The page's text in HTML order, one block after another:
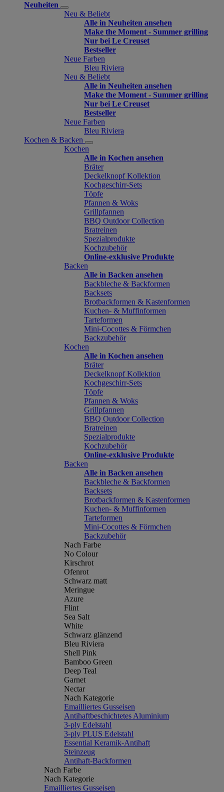
Neuheiten
Neu & Beliebt
Alle in Neuheiten ansehen
Make the Moment - Summer grilling
Nur bei Le Creuset
Bestseller
Neue Farben
Bleu Riviera
Neu & Beliebt
Alle in Neuheiten ansehen
Make the Moment - Summer grilling
Nur bei Le Creuset
Bestseller
Neue Farben
Bleu Riviera
Kochen & Backen
Kochen
Alle in Kochen ansehen
Bräter
Deckelknopf Kollektion
Kochgeschirr-Sets
Töpfe
Pfannen & Woks
Grillpfannen
BBQ Outdoor Collection
Bratreinen
Spezialprodukte
Kochzubehör
Online-exklusive Produkte
Backen
Alle in Backen ansehen
Backbleche & Backformen
Backsets
Brotbackformen & Kastenformen
Kuchen- & Muffinformen
Tarteformen
Mini-Cocottes & Förmchen
Backzubehör
Kochen
Alle in Kochen ansehen
Bräter
Deckelknopf Kollektion
Kochgeschirr-Sets
Töpfe
Pfannen & Woks
Grillpfannen
BBQ Outdoor Collection
Bratreinen
Spezialprodukte
Kochzubehör
Online-exklusive Produkte
Backen
Alle in Backen ansehen
Backbleche & Backformen
Backsets
Brotbackformen & Kastenformen
Kuchen- & Muffinformen
Tarteformen
Mini-Cocottes & Förmchen
Backzubehör
Nach Farbe
No Colour
Kirschrot
Ofenrot
Schwarz matt
Meringue
Azure
Flint
Sea Salt
White
Schwarz glänzend
Bleu Riviera
Shell Pink
Bamboo Green
Deep Teal
Garnet
Nectar
Nach Kategorie
Emailliertes Gusseisen
Antihaftbeschichtetes Aluminium
3-ply Edelstahl
3-ply PLUS Edelstahl
Essential Keramik-Antihaft
Steinzeug
Antihaft-Backformen
Nach Farbe
Nach Kategorie
Emailliertes Gusseisen